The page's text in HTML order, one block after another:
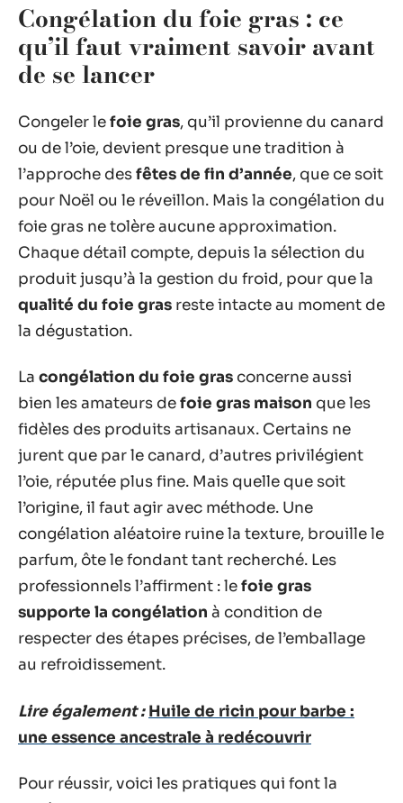
Congélation du foie gras : ce
qu’il faut vraiment savoir avant
de se lancer
Congeler lefoie gras, qu’il provienne du canard
ou de l’oie, devient presque une tradition à
l’approche desfêtes de fin d’année, que ce soit
pour Noël ou le réveillon. Mais la congélation du
foie gras ne tolère aucune approximation.
Chaque détail compte, depuis la sélection du
produit jusqu’à la gestion du froid, pour que la
qualité du foie gras reste intacte au moment de
la dégustation.
La congélation du foie gras concerne aussi
bien les amateurs defoie gras maison que les
fidèles des produits artisanaux. Certains ne
jurent que par le canard, d’autres privilégient
l’oie, réputée plus fine. Mais quelle que soit
l’origine, il faut agir avec méthode. Une
congélation aléatoire ruine la texture, brouille le
parfum, ôte le fondant tant recherché. Les
professionnels l’affirment : lefoie gras
supporte la congélation à condition de
respecter des étapes précises, de l’emballage
au refroidissement.
Lire également : Huile de ricin pour barbe :
une essence ancestrale à redécouvrir
Pour réussir, voici les pratiques qui font la